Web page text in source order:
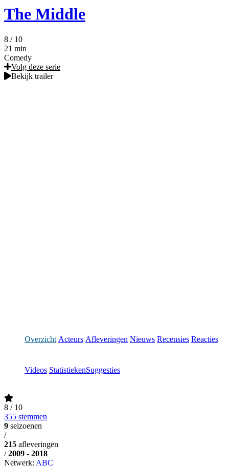
The Middle
8 / 10
21 min
Comedy
Volg deze serie
Bekijk trailer
Overzicht Acteurs Afleveringen Nieuws Recensies Reacties
Videos StatistiekenSuggesties
8 / 10
355 stemmen
9 seizoenen
/
215 afleveringen
/ 2009 - 2018
Netwerk: ABC